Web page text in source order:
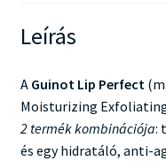
Leírás
A Guinot Lip Perfect
Moisturizing
2 termék kombinációja:
és egy hidratáló, anti-